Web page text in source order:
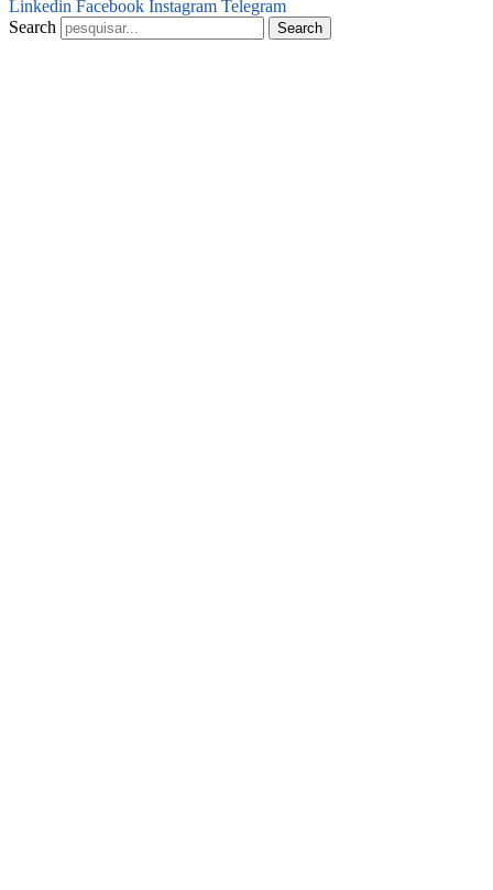
Linkedin Facebook Instagram Telegram
Search
Search